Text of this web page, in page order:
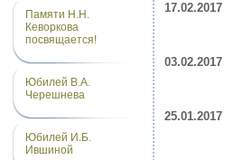
Памяти Н.Н.
Кеворкова
посвящается!
Юбилей В.А.
Черешнева
Юбилей И.Б.
Ившиной
17.02.2017
03.02.2017
25.01.2017